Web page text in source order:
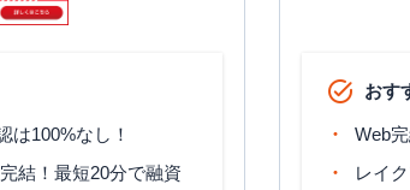
は100%なし！
結！最短20分で融資
おす
Web
レイ